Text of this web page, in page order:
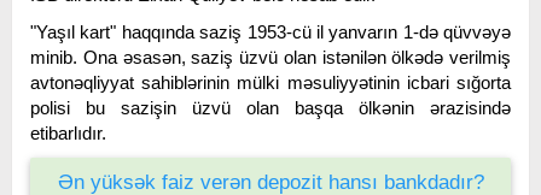
"Yaşıl kart" haqqında saziş 1953-cü il yanvarın 1-də qüvvəyə
minib. Ona əsasən, saziş üzvü olan istənilən ölkədə verilmiş
avtonəqliyyat sahiblərinin mülki məsuliyyətinin icbari sığorta
polisi bu sazişin üzvü olan başqa ölkənin ərazisində
etibarlıdır.
Ən yüksək faiz verən depozit hansı bankdadır?